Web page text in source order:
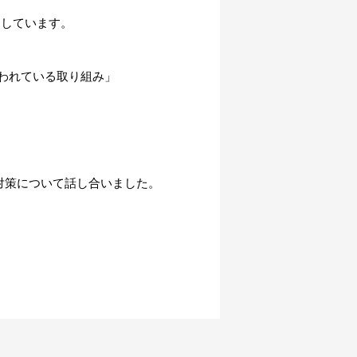
ています。
ている取り組み」
について話し合いました。